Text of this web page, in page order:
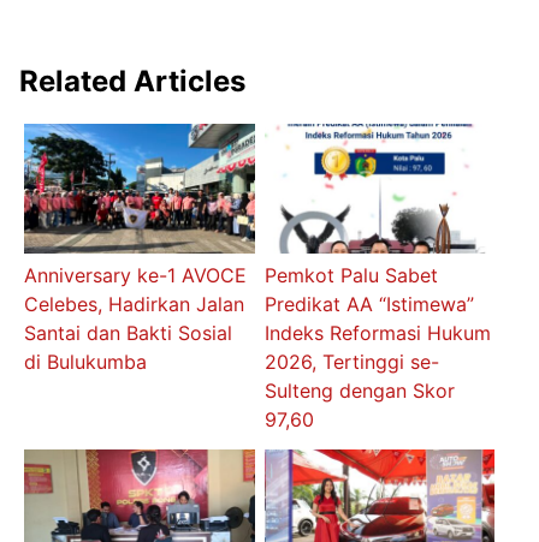
Related Articles
Anniversary ke-1 AVOCE
Celebes, Hadirkan Jalan
Santai dan Bakti Sosial
di Bulukumba
Pemkot Palu Sabet
Predikat AA “Istimewa”
Indeks Reformasi Hukum
2026, Tertinggi se-
Sulteng dengan Skor
97,60